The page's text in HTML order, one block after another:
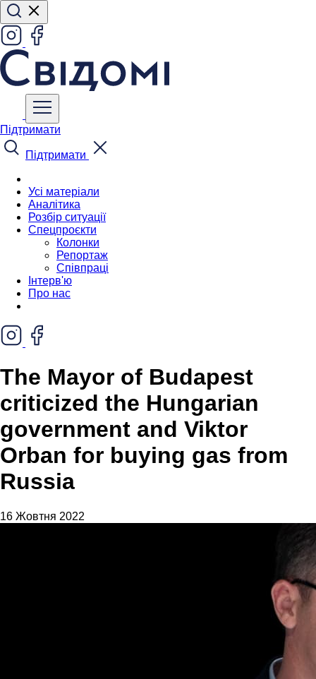
Підтримати
Підтримати
Усі матеріали
Аналітика
Розбір ситуації
Спецпроєкти
Колонки
Репортаж
Співпраці
Інтерв'ю
Про нас
The Mayor of Budapest
criticized the Hungarian
government and Viktor
Orban for buying gas from
Russia
16 Жовтня 2022